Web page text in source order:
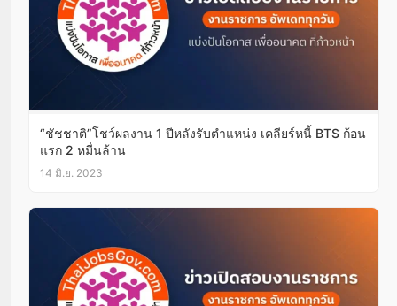
“ชัชชาติ”โชว์ผลงาน 1 ปีหลังรับตำแหน่ง เคลียร์หนี้ BTS ก้อน
แรก 2 หมื่นล้าน
14 มิ.ย. 2023